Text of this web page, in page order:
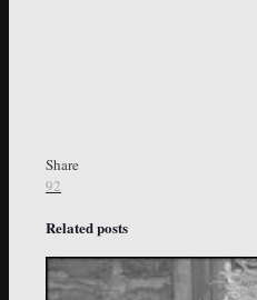
Share
92
Related posts